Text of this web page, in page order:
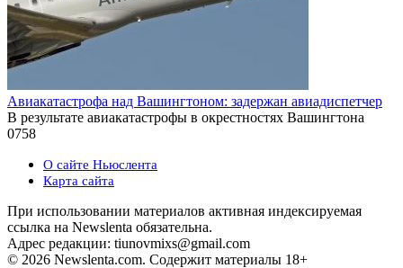
Авиакатастрофа над Вашингтоном: задержан авиадиспетчер
В результате авиакатастрофы в окрестностях Вашингтона
0758
О сайте Ньюслента
Карта сайта
При использовании материалов активная индексируемая
ссылка на Newslenta обязательна.
Адрес редакции: tiunovmixs@gmail.com
© 2026 Newslenta.com. Содержит материалы 18+